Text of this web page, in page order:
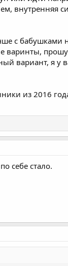
внутренняя
с бабушками
варинты,
вариант, я у
из 2016
себе стало.